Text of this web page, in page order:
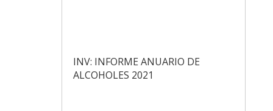
INV: INFORME ANUARIO DE
ALCOHOLES 2021